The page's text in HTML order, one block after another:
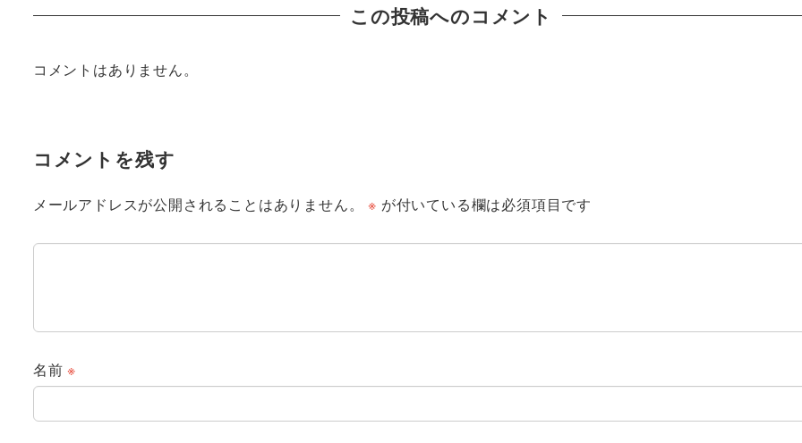
この投稿へのコメント
コメントはありません。
コメントを残す
メールアドレスが公開されることはありません。 ※ が付いている欄は必須項目です
名前※